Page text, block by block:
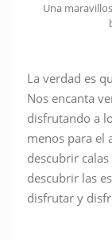
Una
La verdad es
Nos encanta
disfrutando a
menos para el
descubrir
descubrir las
disfrutar y